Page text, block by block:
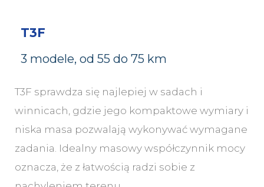
T3F
3 modele, od 55 do 75 km
T3F sprawdza się najlepiej w sadach i
winnicach, gdzie jego kompaktowe wymiary i
niska masa pozwalają wykonywać wymagane
zadania. Idealny masowy współczynnik mocy
oznacza, że z łatwością radzi sobie z